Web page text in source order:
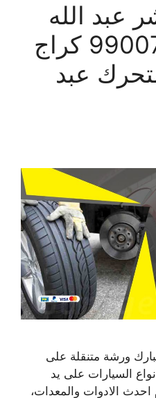
عبد الله
المبارك 99007355 كراج
عبد
ورشة متنقلة على
السيارات على يد
الادوات والمعدات،